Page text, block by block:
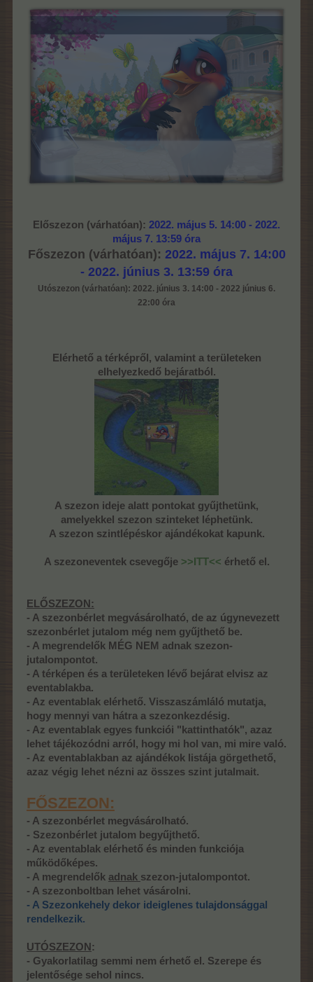
Előszezon (várhatóan): 2022. május 5. 14:00 - 2022.
május 7. 13:59 óra
Főszezon (várhatóan): 2022. május 7. 14:00
- 2022. június 3. 13:59 óra
Utószezon (várhatóan): 2022. június 3. 14:00 - 2022 június 6.
22:00 óra
Elérhető a térképről, valamint a területeken
elhelyezkedő bejáratból.
A szezon ideje alatt pontokat gyűjthetünk,
amelyekkel szezon szinteket léphetünk.
A szezon szintlépéskor ajándékokat kapunk.
A szezoneventek csevegője >>ITT<< érhető el.
ELŐSZEZON:
- A szezonbérlet megvásárolható, de az úgynevezett
szezonbérlet jutalom még nem gyűjthető be.
- A megrendelők MÉG NEM adnak szezon-
jutalompontot.
- A térképen és a területeken lévő bejárat elvisz az
eventablakba.
- Az eventablak elérhető. Visszaszámláló mutatja,
hogy mennyi van hátra a szezonkezdésig.
- Az eventablak egyes funkciói "kattinthatók", azaz
lehet tájékozódni arról, hogy mi hol van, mi mire való.
- Az eventablakban az ajándékok listája görgethető,
azaz végig lehet nézni az összes szint jutalmait.
FŐSZEZON:
- A szezonbérlet megvásárolható.
- Szezonbérlet jutalom begyűjthető.
- Az eventablak elérhető és minden funkciója
működőképes.
- A megrendelők adnak szezon-jutalompontot.
- A szezonboltban lehet vásárolni.
- A Szezonkehely dekor ideiglenes tulajdonsággal
rendelkezik.
UTÓSZEZON :
- Gyakorlatilag semmi nem érhető el. Szerepe és
jelentősége sehol nincs.